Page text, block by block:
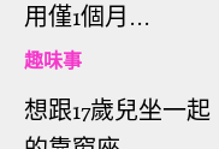
用僅1個月...
趣味事
想跟17歲兒坐一